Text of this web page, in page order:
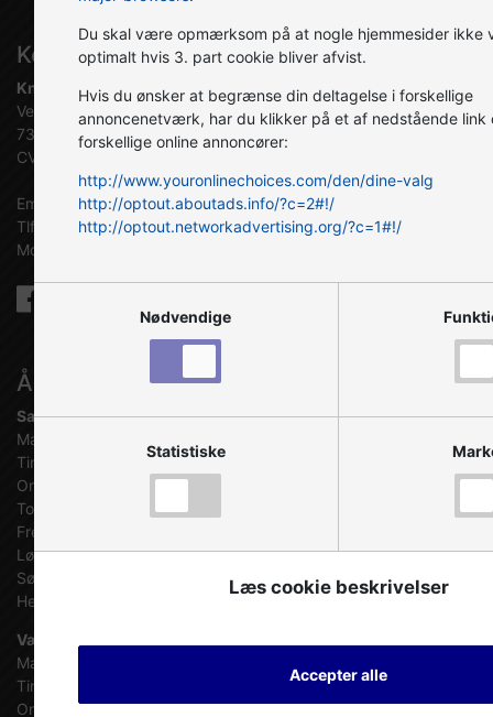
Kontakt os
Knuds Auto
Vejlevej 59
7300 Jelling
CVR 97990352
Email
knuds-auto@mail.dk
Tlf
75871283
Mobil
Åbningstider
Salgsafdeling
Mandag
Tirsdag
07:30 - 16:30
Onsdag
Torsdag
Fredag
Lørdag
Efter aftale
Søndag
Efter aftale
Helligdage
Efter aftale
Værksted
Mandag
Tirsdag
07:30 - 16:15
Onsdag
07:30 - 16:15
Du skal være opmærksom på at nogle hjemmesider ikke
optimalt hvis 3. part cookie bliver afvist.
Hvis du ønsker at begrænse din deltagelse i forskellige
annoncenetværk, har du klikker på et af nedstående
forskellige online annoncører:
http://www.youronlinechoices.com/den/dine-valg
http://optout.aboutads.info/?c=2#!/
http://optout.networkadvertising.org/?c=1#!/
Nødvendige
Statistiske
Læs cookie beskrivelser
Accepter alle